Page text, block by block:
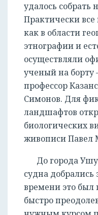
удалось собрать
Практически
как в области
этнографии и
осуществляли
ученый на
профессор
Симонов. Для
ландшафтов
биологических
живописи Павел
До города
судна добрались
времени это был
быстро